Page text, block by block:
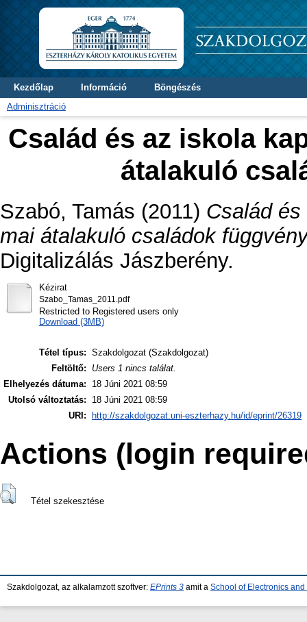
Kezdőlap Információ
Böngészés
Adminisztráció
Család és az iskola
átalakuló
Szabó, Tamás (2011) Család
mai átalakuló családok
Digitalizálás Jászberény.
Kézirat
Szabo_Tamas_2011.pdf
Restricted to Registered users only
Download (3MB)
Tétel típus: Szakdolgozat (Szakdolgozat)
Feltöltő:
Users 1 nincs találat.
Elhelyezés dátuma:
18 Júni 2021 08:59
Utolsó változtatás:
18 Júni 2021 08:59
URI:
http://szakdolgozat.uni-eszterhazy.hu/id/eprint/26319
Actions (login
Tétel szekesztése
Szakdolgozat, az alkalamzott szoftver: EPrints 3 amit a School of Electronics